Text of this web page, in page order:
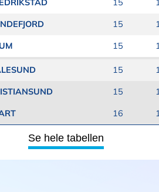
15
15
15
15
15
16
Se hele tabellen